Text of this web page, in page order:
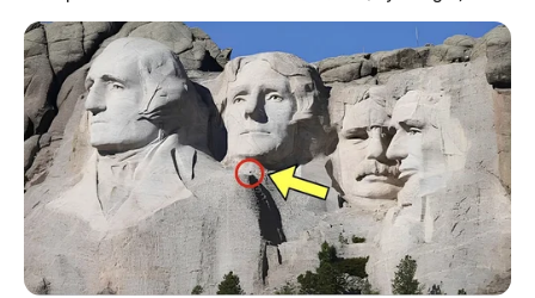
LOGIC-PRONO, le simulateur automatique de pronostics
PMU. Véritable service en or offert aux parieurs, pour un
Turf 100% gratuit. Choisissez parmi les 38 pronostics de la
presse du jour et passez les à la « moulinette ».
Quelle est l’arrivée et qui est le cheval